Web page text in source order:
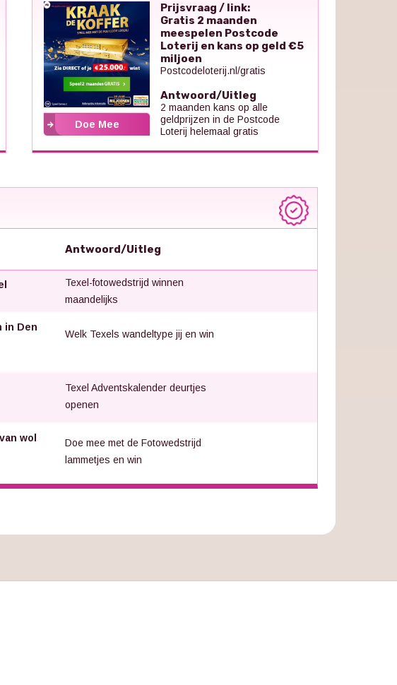
Doe Mee
Prijsvraag / link:
Gratis 2 maanden
meespelen Postcode
Loterij en kans op geld €5
miljoen
Postcodeloterij.nl/gratis
Antwoord/Uitleg
2 maanden kans op alle
geldprijzen in de Postcode
Loterij helemaal gratis
Antwoord/Uitleg
Texel-fotowedstrijd winnen
maandelijks
in Den
Welk Texels wandeltype jij en win
Texel Adventskalender deurtjes
openen
wol
Doe mee met de Fotowedstrijd
lammetjes en win